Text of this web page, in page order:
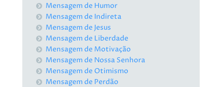
Mensagem de Humor
Mensagem de Indireta
Mensagem de Jesus
Mensagem de Liberdade
Mensagem de Motivação
Mensagem de Nossa Senhora
Mensagem de Otimismo
Mensagem de Perdão